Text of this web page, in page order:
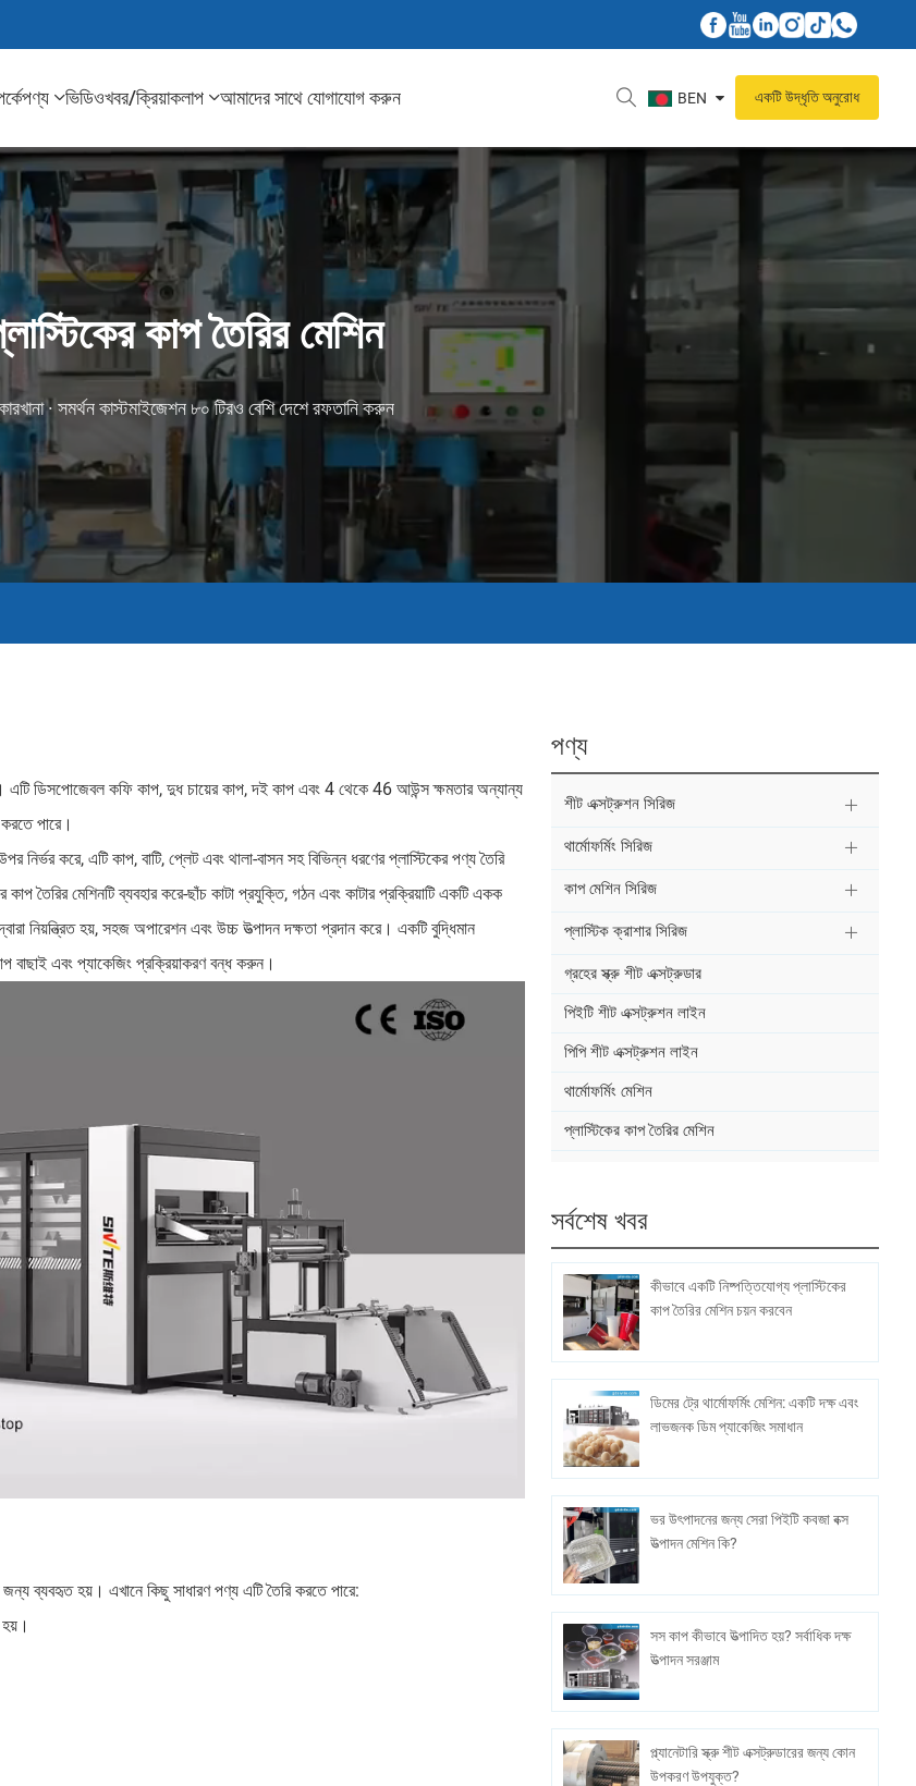
পণ্য ভিডিওখবর/ক্রিয়াকলাপ আমাদের সাথে যোগাযোগ করুন BEN একটি উদ্ধৃতি অনুরোধ
কাপ তৈরির মেশিন
· সমর্থন কাস্টমাইজেশন ৮০ টিরও বেশি দেশে রফতানি করুন
এটি ডিসপোজেবল কফি কাপ, দুধ চায়ের কাপ, দই কাপ এবং 4 থেকে 46 আউন্স ক্ষমতার অন্যান্য
পারে।
নির্ভর করে, এটি কাপ, বাটি, প্লেট এবং থালা-বাসন সহ বিভিন্ন ধরণের প্লাস্টিকের পণ্য তৈরি
তৈরির মেশিনটি ব্যবহার করে-ছাঁচ কাটা প্রযুক্তি, গঠন এবং কাটার প্রক্রিয়াটি একটি একক
নিয়ন্ত্রিত হয়, সহজ অপারেশন এবং উচ্চ উত্পাদন দক্ষতা প্রদান করে। একটি বুদ্ধিমান
বাছাই এবং প্যাকেজিং প্রক্রিয়াকরণ বন্ধ করুন।
জন্য ব্যবহৃত হয়। এখানে কিছু সাধারণ পণ্য এটি তৈরি করতে পারে:
পণ্য
শীট এক্সট্রুশন সিরিজ
থার্মোফর্মিং সিরিজ
কাপ মেশিন সিরিজ
প্লাস্টিক ক্রাশার সিরিজ
গ্রহের স্ক্রু শীট এক্সট্রুডার
পিইটি শীট এক্সট্রুশন লাইন
পিপি শীট এক্সট্রুশন লাইন
থার্মোফর্মিং মেশিন
প্লাস্টিকের কাপ তৈরির মেশিন
সর্বশেষ খবর
কীভাবে একটি নিষ্পত্তিযোগ্য প্লাস্টিকের
কাপ তৈরির মেশিন চয়ন করবেন
ডিমের ট্রে থার্মোফর্মিং মেশিন: একটি দক্ষ এবং
লাভজনক ডিম প্যাকেজিং সমাধান
ভর উৎপাদনের জন্য সেরা পিইটি কবজা বক্স
উত্পাদন মেশিন কি?
সস কাপ কীভাবে উত্পাদিত হয়? সর্বাধিক দক্ষ
উত্পাদন সরঞ্জাম
প্ল্যানেটারি স্ক্রু শীট এক্সট্রুডারের জন্য কোন
উপকরণ উপযুক্ত?